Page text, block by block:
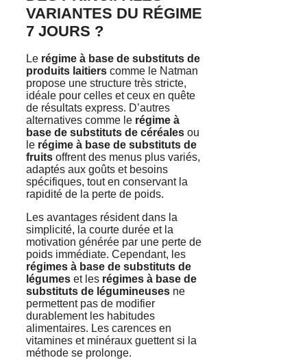
VARIANTES DU RÉGIME
7 JOURS ?
Le régime à base de substituts de
produits laitiers comme le Natman
propose une structure très stricte,
idéale pour celles et ceux en quête
de résultats express. D’autres
alternatives comme le régime à
base de substituts de céréales ou
le régime à base de substituts de
fruits offrent des menus plus variés,
adaptés aux goûts et besoins
spécifiques, tout en conservant la
rapidité de la perte de poids.
Les avantages résident dans la
simplicité, la courte durée et la
motivation générée par une perte de
poids immédiate. Cependant, les
régimes à base de substituts de
légumes et les régimes à base de
substituts de légumineuses ne
permettent pas de modifier
durablement les habitudes
alimentaires. Les carences en
vitamines et minéraux guettent si la
méthode se prolonge.